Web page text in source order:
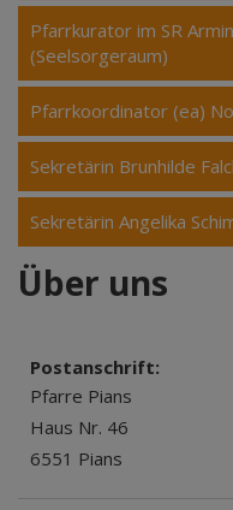
Pfarrkurator im SR
(Seelsorgeraum)
Pfarrkoordinator (ea)
Sekretärin Brunhilde
Sekretärin Angelika
Über uns
Postanschrift:
Pfarre Pians
Haus Nr. 46
6551 Pians